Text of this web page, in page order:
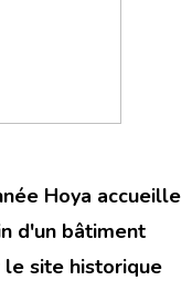
Hoya accueille
d'un bâtiment
le site historique